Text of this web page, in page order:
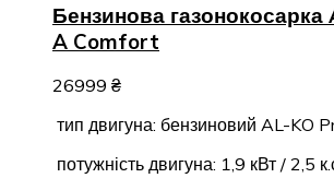
Бензинова газонокосарка
A Comfort
26999 ₴
тип двигуна: бензиновий AL-KO
потужність двигуна: 1,9 кВт / 2,5